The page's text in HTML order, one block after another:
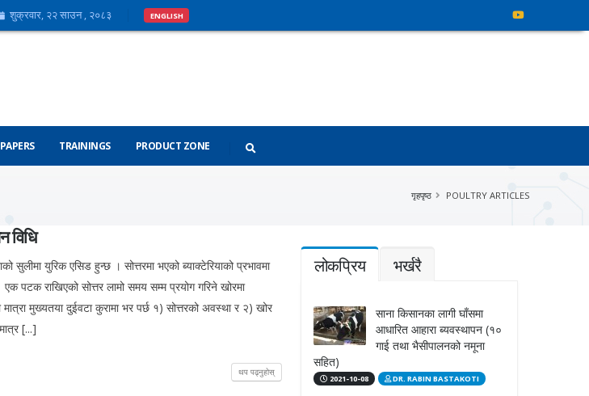
शुक्रवार, २२ साउन , २०८३ ENGLISH
TRAININGS PRODUCT ZONE
गृहपृष्ठ POULTRY ARTICLES
विधि
सुलीमा युरिक एसिड हुन्छ । सोत्तरमा भएको ब्याक्टेरियाको प्रभावमा
पटक राखिएको सोत्तर लामो समय सम्म प्रयोग गरिने खोरमा
मुख्यतया दुईवटा कुरामा भर पर्छ १) सोत्तरको अवस्था र २) खोर
[...]
थप पढ्नुहोस्
लोकप्रिय भर्खरै
साना किसानका लागी घाँसमा
आधारित आहारा ब्यवस्थापन (१०
गाई तथा भैसीपालनको नमूना
सहित)
2021-10-08 DR. RABIN BASTAKOTI